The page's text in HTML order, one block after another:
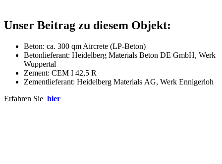
Unser Beitrag zu diesem Objekt:
Beton: ca. 300 qm Aircrete (LP-Beton)
Betonlieferant: Heidelberg Materials Beton DE GmbH, Werk
Wuppertal
Zement: CEM I 42,5 R
Zementlieferant: Heidelberg Materials AG, Werk Ennigerloh
Erfahren Sie hier